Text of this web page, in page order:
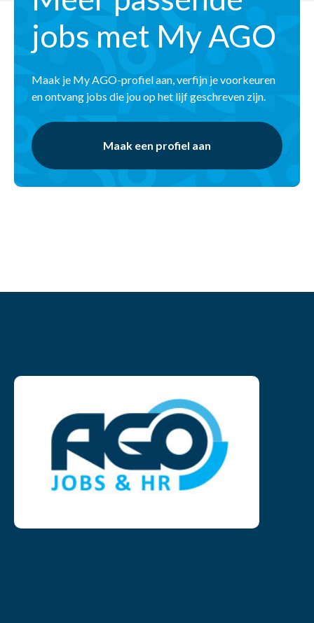
jobs met My AGO
Maak je My AGO-profiel aan, verfijn je voorkeuren
en ontvang jobs die jou op het lijf geschreven zijn.
Maak een profiel aan